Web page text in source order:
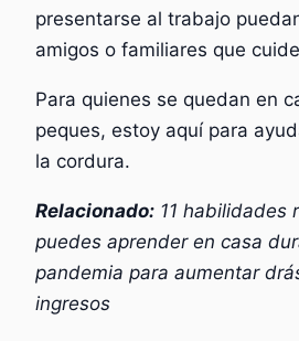
presentarse al trabajo
amigos o familiares que
Para quienes se quedan en
peques, estoy aquí para
la cordura.
Relacionado: 11 habilidades
puedes aprender en casa
pandemia para aumentar
ingresos